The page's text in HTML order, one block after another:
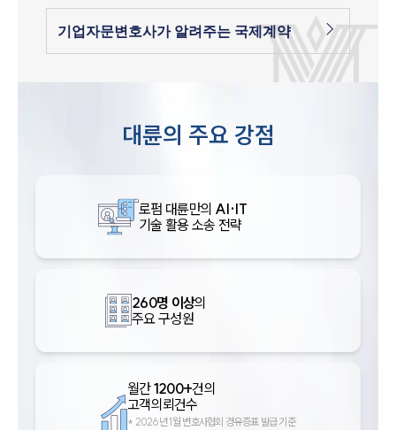
기업자문변호사가 알려주는 국제계약
대륜의 주요 강점
로펌 대륜만의 AI·IT
기술 활용 소송 전략
260명 이상의
주요 구성원
월간1200+건의
고객의뢰건수
* 2026년 1월 변호사협회 경유증표 발급 기준